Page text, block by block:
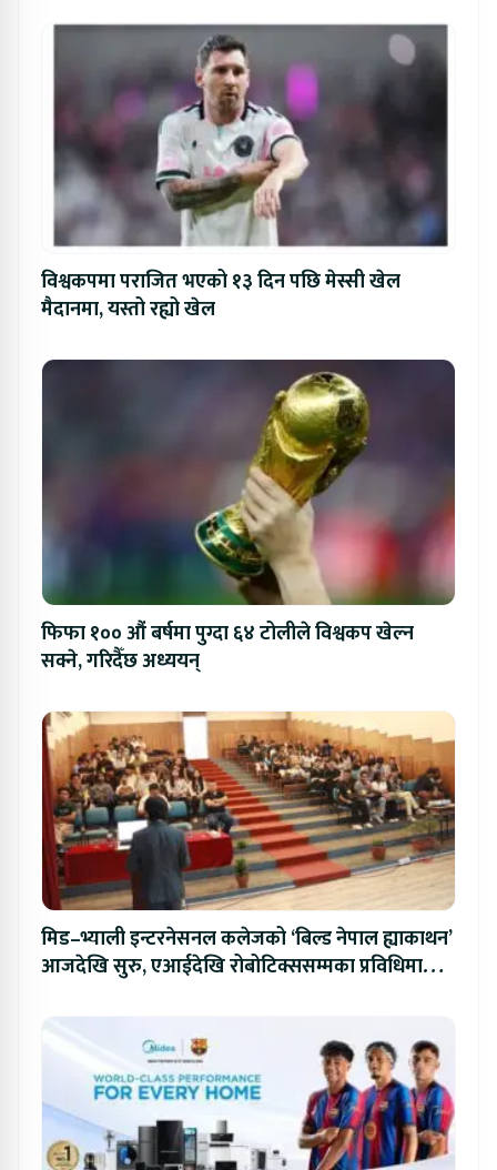
विश्वकपमा पराजित भएको १३ दिन पछि मेस्सी खेल
मैदानमा, यस्तो रह्यो खेल
फिफा १०० औं बर्षमा पुग्दा ६४ टोलीले विश्वकप खेल्न
सक्ने, गरिदैँछ अध्ययन्
मिड–भ्याली इन्टरनेसनल कलेजको ‘बिल्ड नेपाल ह्याकाथन’
आजदेखि सुरु, एआईदेखि रोबोटिक्ससम्मका प्रविधिमा